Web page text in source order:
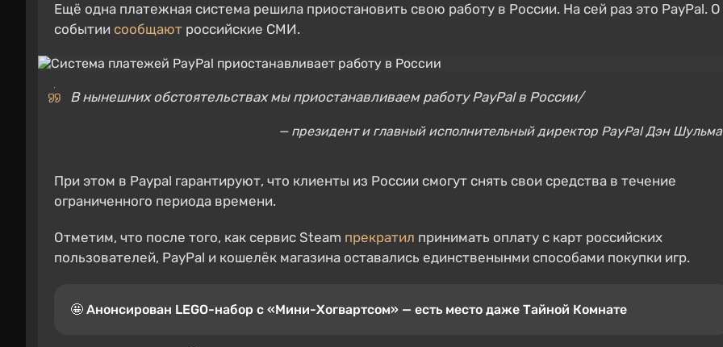
Ещё одна платежная система решила приостановить свою работу в России. На сей раз это PayPal. О
событии сообщают российские СМИ.
В нынешних обстоятельствах мы приостанавливаем работу PayPal в России/
— президент и главный исполнительный директор PayPal Дэн
При этом в Paypal гарантируют, что клиенты из России смогут снять свои средства в течение
ограниченного периода времени.
Отметим, что после того, как сервис Steam прекратил принимать оплату с карт российских
пользователей, PayPal и кошелёк магазина оставались единственынми способами покупки игр.
🤩 Анонсирован LEGO-набор с «Мини-Хогвартсом» — есть место даже Тайной Комнате